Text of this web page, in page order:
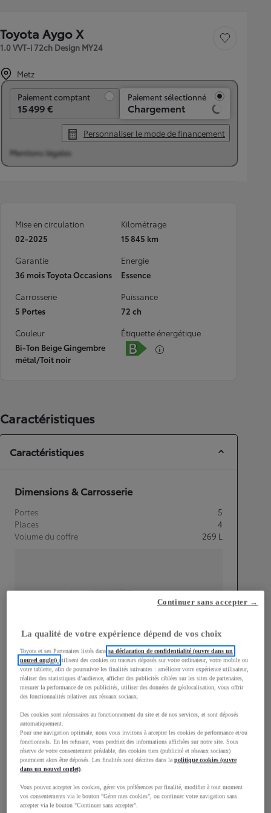
Toyota Aygo X
1.0 VVT-i 72ch Design MY24
Sauvegarder le
Metz
Paiement comptant
15 499 €
Paiement sélectionné
Chargement
Personnaliser le mode de financement
Mentions légales
Mise en circulation
02-2025
Kilométrage
15 845 km
Garantie
36 mois Toyota Occasions
Energie
Essence
Carrosserie
5 Portes
Puissance
72 ch
Couleur
Bi-Ton Beige Gingembre
métal/Toit noir
Étiquette énergétique
Caractéristiques
Caractéristiques
Dimensions & Carrosserie
Portes
5
Places
4
Volume du coffre
269 L
Longueur
3 700mm
Hauteur
1 510
Largeur
1 740mm
Consommation mixte
La qualité de votre expérience dépend de vos choix
Toyota et ses Partenaires listés danssa déclaration de confidentialité (ouvre dans un
nouvel onglet)utilisent des cookies ou traceurs déposés sur votre ordinateur, votre mobile ou
votre tablette, afin de poursuivre les finalités suivantes : améliorer votre expérience utilisateur,
réaliser des statistiques d’audience, afficher des publicités ciblées sur les sites de partenaires,
mesurer la performance de ces publicités, utiliser des données de géolocalisation, vous offrir
des fonctionnalités relatives aux réseaux sociaux.
Des cookies sont nécessaires au fonctionnement du site et de nos services, et sont déposés
automatiquement.
Pour une navigation optimale, nous vous invitons à accepter les cookies de performance et/ou
fonctionnels. En les refusant, vous perdriez des informations affichées sur notre site. Sous
réserve de votre consentement préalable, des cookies tiers (publicité et réseaux sociaux)
pourraient alors être déposés. Les finalités sont décrites dans lapolitique cookies (ouvre
dans un nouvel onglet).
Vous pouvez accepter les cookies, gérer vos préférences par finalité, modifier à tout moment
vos consentements via le bouton "Gérer mes cookies", ou continuer votre navigation sans
accepter via le bouton "Continuer sans accepter".
Continuer sans accepter →